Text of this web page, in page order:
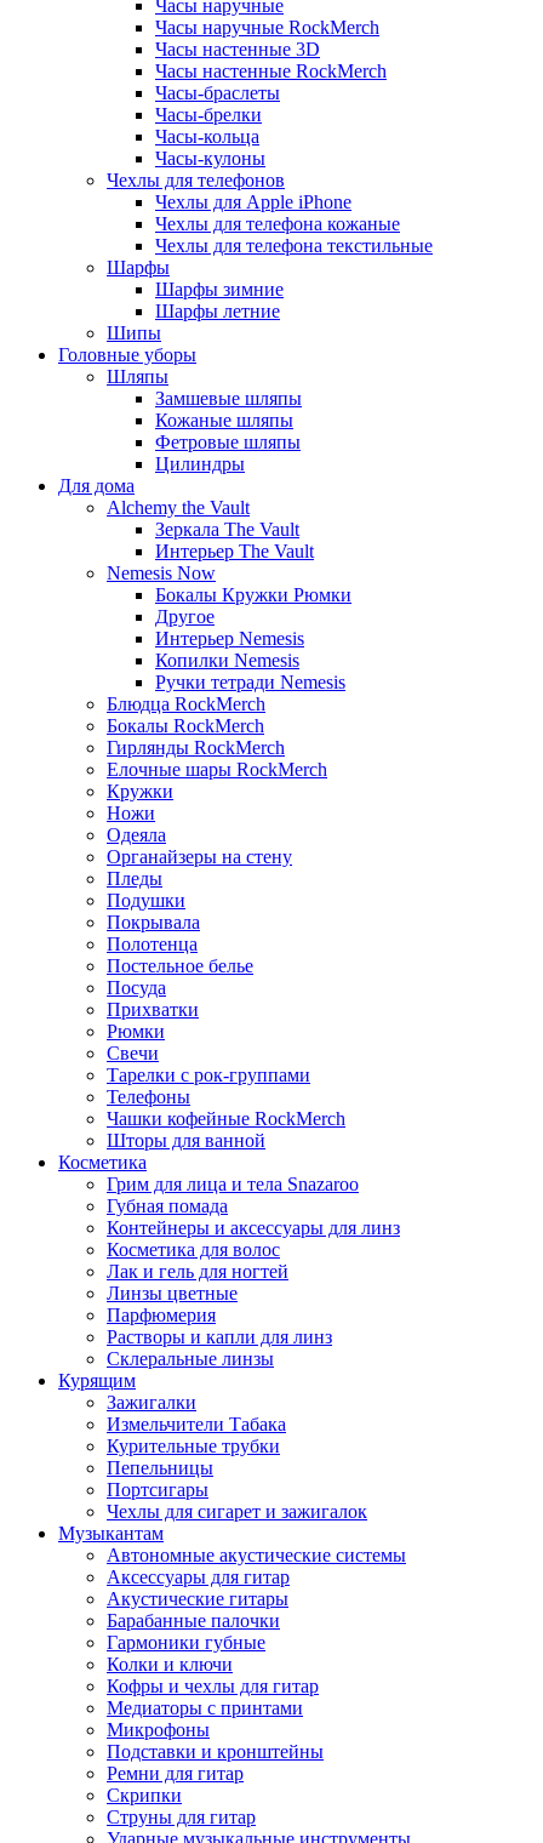
Часы наручные
Часы наручные RockMerch
Часы настенные 3D
Часы настенные RockMerch
Часы-браслеты
Часы-брелки
Часы-кольца
Часы-кулоны
Чехлы для телефонов
Чехлы для Apple iPhone
Чехлы для телефона кожаные
Чехлы для телефона текстильные
Шарфы
Шарфы зимние
Шарфы летние
Шипы
Головные уборы
Шляпы
Замшевые шляпы
Кожаные шляпы
Фетровые шляпы
Цилиндры
Для дома
Alchemy the Vault
Зеркала The Vault
Интерьер The Vault
Nemesis Now
Бокалы Кружки Рюмки
Другое
Интерьер Nemesis
Копилки Nemesis
Ручки тетради Nemesis
Блюдца RockMerch
Бокалы RockMerch
Гирлянды RockMerch
Елочные шары RockMerch
Кружки
Ножи
Одеяла
Органайзеры на стену
Пледы
Подушки
Покрывала
Полотенца
Постельное белье
Посуда
Прихватки
Рюмки
Свечи
Тарелки с рок-группами
Телефоны
Чашки кофейные RockMerch
Шторы для ванной
Косметика
Грим для лица и тела Snazaroo
Губная помада
Контейнеры и аксессуары для линз
Косметика для волос
Лак и гель для ногтей
Линзы цветные
Парфюмерия
Растворы и капли для линз
Склеральные линзы
Курящим
Зажигалки
Измельчители Табака
Курительные трубки
Пепельницы
Портсигары
Чехлы для сигарет и зажигалок
Музыкантам
Автономные акустические системы
Аксессуары для гитар
Акустические гитары
Барабанные палочки
Гармоники губные
Колки и ключи
Кофры и чехлы для гитар
Медиаторы с принтами
Микрофоны
Подставки и кронштейны
Ремни для гитар
Скрипки
Струны для гитар
Ударные музыкальные инструменты